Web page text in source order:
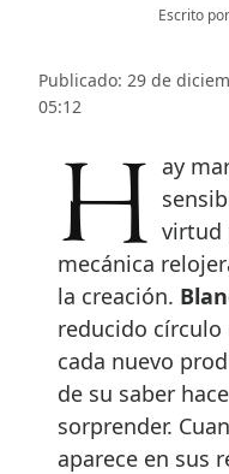
Escrito por
Publicado: 29 de
05:12
Hay marcas con una virtud
mecánica
la creación.
reducido círculo
cada nuevo
de su saber
sorprender.
aparece en sus